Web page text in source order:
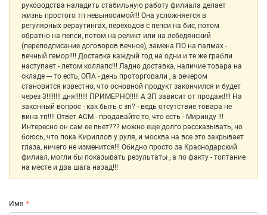
руководства наладить стабильную работу филиала делает
жизнь простого тп невыносимой!!! Она усложняется в
регулярных рераутингах, переходов с пепси на бис, потом
обратно на пепси, потом на реликт или на лебедянский
(переподписание договоров вечное), замена ПО на палмах -
вечный гемор!!!! Доставка каждый год на одни и те же грабли
наступает - летом коллапс!!! Ладно доставка, наличие товара на
складе --- то есть, ОПА - день проторговали , а вечером
становится известно, что основной продукт закончился и будет
через 3!!!!!!!! дня!!!!!!! ПРИМЕРНО!!!!! А ЗП зависит от продаж!!!! На
законный вопрос - как быть с зп? - ведь отсутствие товара не
вина тп!!!! Ответ АСМ - продавайте то, что есть - Миринду !!!
Интересно он сам ее пьет??? можно еще долго рассказывать, но
боюсь, что пока Кириллов у руля, и москва на все это закрывает
глаза, ничего не изменится!!! Обидно просто за Краснодарский
филиал, могли бы показывать результаты , а по факту - топтание
на месте и два шага назад!!!
Имя